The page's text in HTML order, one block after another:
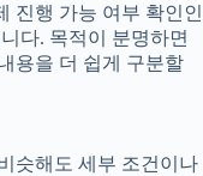
진행 가능 여부 확인인
다. 목적이 분명하면
용을 더 쉽게 구분할
슷해도 세부 조건이나